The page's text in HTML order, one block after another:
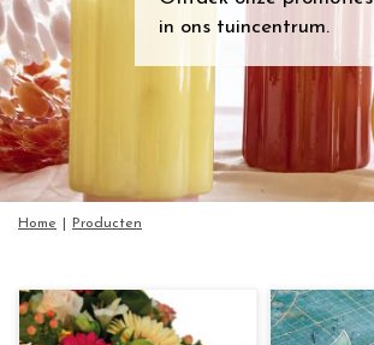
e
n
t
in ons tuincentrum.
Home Producten